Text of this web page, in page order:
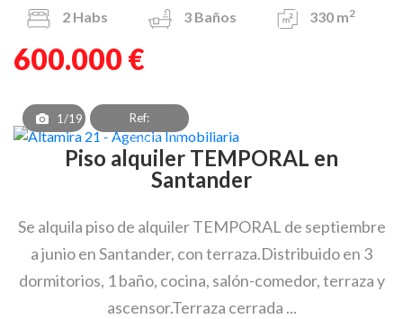
2 Habs 3 Baños 330 m2
600.000 €
1/19
Ref:
PAT_OEA_8301
Piso alquiler TEMPORAL en
Santander
Se alquila piso de alquiler TEMPORAL de septiembre
a junio en Santander, con terraza.Distribuido en 3
dormitorios, 1 baño, cocina, salón-comedor, terraza y
ascensor.Terraza cerrada ...